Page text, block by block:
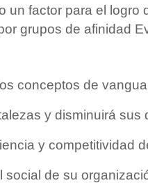
un factor para el logro
grupos de afinidad
conceptos de
y disminuirá sus
y competitividad
social de su